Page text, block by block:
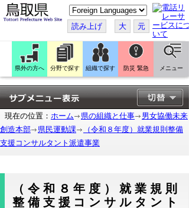
こ
の
ペ
ー
ジ
翻
訳
す
る
読み上げ 大 元
県外の方へ 分野で探す 組織で探す 防災 緊急 メニュー
現在の位置： ホーム 県の組織と仕事
男女協働未来
創造本部
県民運動課
（令和８年度）就業規則整備
支援コンサルタント派遣事業
（令和８年度）就業規則
整備支援コンサルタント